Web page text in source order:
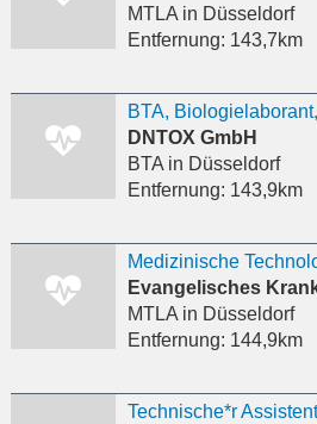
MTLAin Düsseldorf
Entfernung: 143,7km
BTA,
DNTOX GmbH
BTAin Düsseldorf
Entfernung: 143,9km
Evangelisches
MTLAin Düsseldorf
Entfernung: 144,9km